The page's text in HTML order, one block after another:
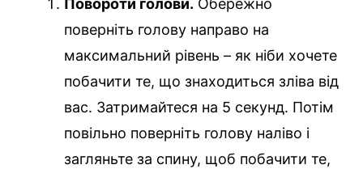
Повороти голови. Обережно
поверніть голову направо на
максимальний рівень – як ніби хочете
побачити те, що знаходиться зліва від
вас. Затримайтеся на 5 секунд. Потім
повільно поверніть голову наліво і
загляньте за спину, щоб побачити те,